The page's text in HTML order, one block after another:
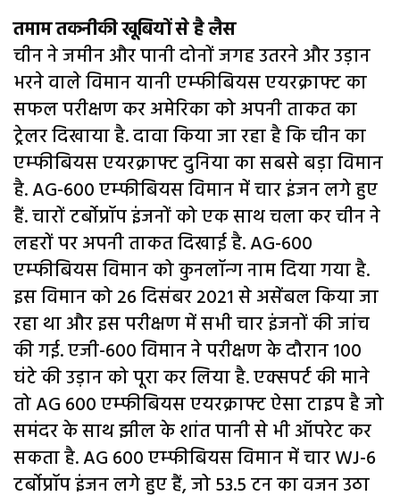
तमाम तकनीकी खूबियों से है लैस
चीन ने जमीन और पानी दोनों जगह उतरने और उड़ान
भरने वाले विमान यानी एम्फीबियस एयरक्राफ्ट का
सफल परीक्षण कर अमेरिका को अपनी ताकत का
ट्रेलर दिखाया है. दावा किया जा रहा है कि चीन का
एम्फीबियस एयरक्राफ्ट दुनिया का सबसे बड़ा विमान
है. AG-600 एम्फीबियस विमान में चार इंजन लगे हुए
हैं. चारों टर्बोप्रॉप इंजनों को एक साथ चला कर चीन ने
लहरों पर अपनी ताकत दिखाई है. AG-600
एम्फीबियस विमान को कुनलॉन्ग नाम दिया गया है.
इस विमान को 26 दिसंबर 2021 से असेंबल किया जा
रहा था और इस परीक्षण में सभी चार इंजनों की जांच
की गई. एजी-600 विमान ने परीक्षण के दौरान 100
घंटे की उड़ान को पूरा कर लिया है. एक्सपर्ट की माने
तो AG 600 एम्फीबियस एयरक्राफ्ट ऐसा टाइप है जो
समंदर के साथ झील के शांत पानी से भी ऑपरेट कर
सकता है. AG 600 एम्फीबियस विमान में चार WJ-6
टर्बोप्रॉप इंजन लगे हुए हैं, जो 53.5 टन का वजन उठा